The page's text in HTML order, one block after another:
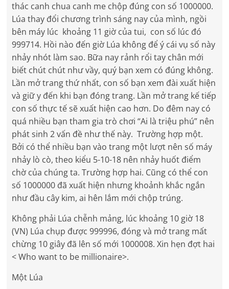
thác canh chua canh me chộp đúng con số 1000000.
Lúa thay đổi chương trình sáng nay của mình, ngồi
bên máy lúc khoảng 11 giờ của tui, con số lúc đó
999714. Hồi nào đến giờ Lúa không để ý cái vụ số này
nhảy nhót làm sao. Bữa nay rảnh rổi tay chân mới
biết chút chút như vầy, quý bạn xem có đúng không.
Lần mở trang thứ nhất, con số bạn xem đài xuất hiện
và giữ y đến khi bạn đóng trang. Lần mở trang kế tiếp
con số thực tế sẽ xuất hiện cao hơn. Do đêm nay có
quá nhiều bạn tham gia trò chơi “Ai là triệu phú” nên
phát sinh 2 vấn đề như thế này. Trường hợp một.
Bởi có thể nhiều bạn vào trang một lượt nên số máy
nhảy lò cò, theo kiểu 5-10-18 nên nhảy huốt điểm
chờ của chúng ta. Trường hợp hai. Cũng có thể con
số 1000000 đã xuất hiện nhưng khoảnh khắc ngắn
như đầu cây kim, ai hên lắm mới chộp trúng.
Không phải Lúa chễnh mảng, lúc khoảng 10 giờ 18
(VN) Lúa chụp được 999996, đóng và mở trang mất
chừng 10 giây đã lên số mới 1000008. Xin hẹn đợt hai
< Who want to be millionaire>.
Một Lúa